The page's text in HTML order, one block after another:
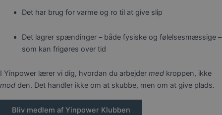
Det har brug for varme og ro til at give slip
Det lagrer spændinger – både fysiske og følelsesmæssige –
som kan frigøres over tid
I Yinpower lærer vi dig, hvordan du arbejder med kroppen, ikke
mod den. Det handler ikke om at skubbe, men om at give plads.
Bliv medlem af Yinpower Klubben